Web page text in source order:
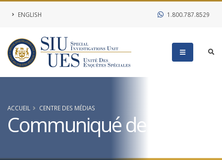
ENGLISH 1.800.787.8529
ACCUEIL CENTRE DES MÉDIAS
Communiqué de presse